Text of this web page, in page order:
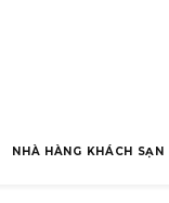
NHÀ HÀNG KHÁCH SẠN